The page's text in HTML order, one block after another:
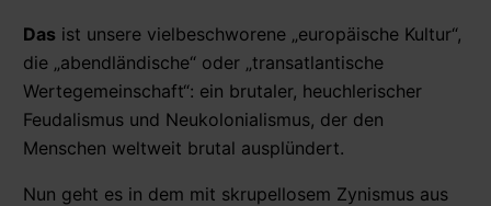
Das ist unsere vielbeschworene „europäische Kultur“,
die „abendländische“ oder „transatlantische
Wertegemeinschaft“: ein brutaler, heuchlerischer
Feudalismus und Neukolonialismus, der den
Menschen weltweit brutal ausplündert.
Nun geht es in dem mit skrupellosem Zynismus aus